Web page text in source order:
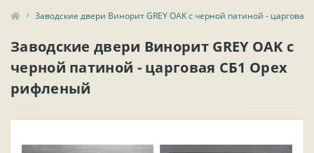
Заводские двери Винорит GREY OAK с черной патиной -
Заводские двери Винорит GREY OAK с
черной патиной - царговая СБ1 Орех
рифленый